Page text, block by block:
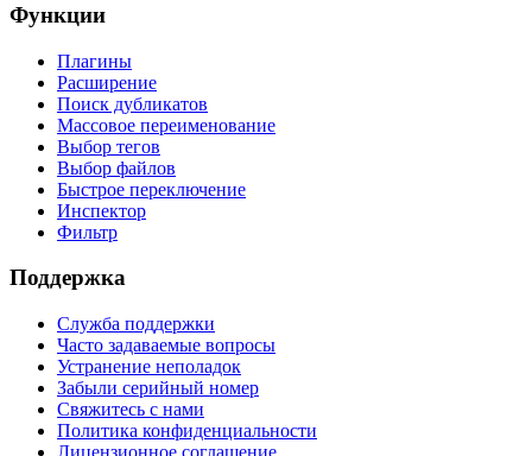
Функции
Плагины
Расширение
Поиск дубликатов
Массовое переименование
Выбор тегов
Выбор файлов
Быстрое переключение
Инспектор
Фильтр
Поддержка
Служба поддержки
Часто задаваемые вопросы
Устранение неполадок
Забыли серийный номер
Свяжитесь с нами
Политика конфиденциальности